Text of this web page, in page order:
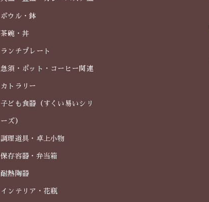
ボウル・鉢
茶碗・丼
ランチプレート
急須・ポット・コーヒー関連
カトラリー
子ども食器（すくい易いシリ
ーズ）
調理道具・卓上小物
保存容器・弁当箱
耐熱陶器
インテリア・花瓶